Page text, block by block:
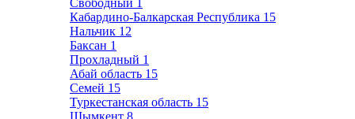
Свободный 1
Кабардино-Балкарская Республика 15
Нальчик 12
Баксан 1
Прохладный 1
Абай область 15
Семей 15
Туркестанская область 15
Шымкент 8